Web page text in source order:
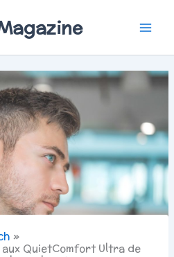
QuietComfort Ultra de